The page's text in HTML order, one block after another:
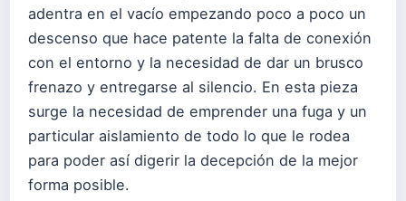
adentra en el vacío empezando poco a poco un
descenso que hace patente la falta de conexión
con el entorno y la necesidad de dar un brusco
frenazo y entregarse al silencio. En esta pieza
surge la necesidad de emprender una fuga y un
particular aislamiento de todo lo que le rodea
para poder así digerir la decepción de la mejor
forma posible.